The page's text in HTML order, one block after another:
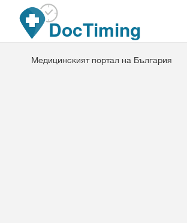
Премини към основното съдържание
DocTiming
Медицинският портал на България